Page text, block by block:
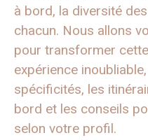
à bord, la diversité des
chacun. Nous allons
pour transformer
expérience
spécificités, les
bord et les conseils
selon votre profil.